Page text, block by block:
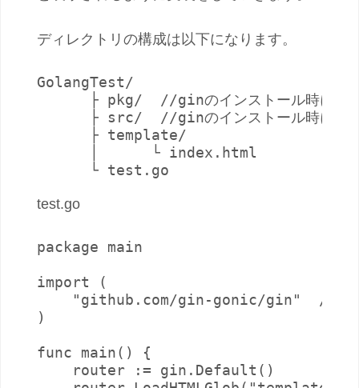
ディレクトリの構成は以下になります。
GolangTest/
├ pkg/  //ginのインストール時に生
├ src/  //ginのインストール時に生
      ├ template/
      │      └ index.html
      └ test.go
test.go
package main
import (
"github.com/gin-gonic/gin"  //
)
func main() {
    router := gin.Default()